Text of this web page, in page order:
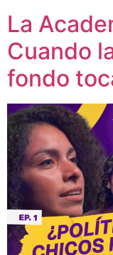
La
Cuando
fondo